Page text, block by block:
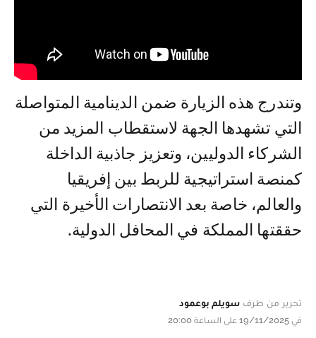
وتندرج هذه الزيارة ضمن الدينامية المتواصلة
التي تشهدها الجهة لاستقطاب المزيد من
الشركاء الدوليين، وتعزيز جاذبية الداخلة
كمنصة استراتيجية للربط بين إفريقيا
والعالم، خاصة بعد الانتصارات الأخيرة التي
حققتها المملكة في المحافل الدولية.
تحرير من طرف سويلم بوعمود
في 19/11/2025 على الساعة 20:00